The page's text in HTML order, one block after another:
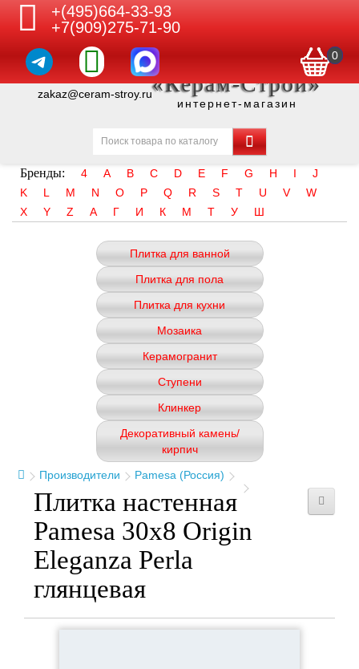
+(495)664-33-93
+7(909)275-71-90
0
zakaz@ceram-stroy.ru«Керам-Строй»
интернет-магазин
Бренды: 4 A B C D E F G H I
J
K
L M N O P Q R S T U V
W
X
Y Z А Г И К М Т У Ш
Плитка для ванной
Плитка для пола
Плитка для кухни
Мозаика
Керамогранит
Ступени
Клинкер
Декоративный камень/
кирпич
Производители
Pamesa (Россия)
Плитка настенная
Pamesa 30x8 Origin
Eleganza Perla
глянцевая